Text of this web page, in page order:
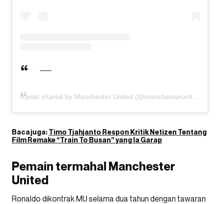
A post shared by Manchester United (@manchesterunited)
Baca juga:Timo Tjahjanto Respon Kritik Netizen Tentang
Film Remake “Train To Busan” yang Ia Garap
Pemain termahal Manchester
United
Ronaldo dikontrak MU selama dua tahun dengan tawaran